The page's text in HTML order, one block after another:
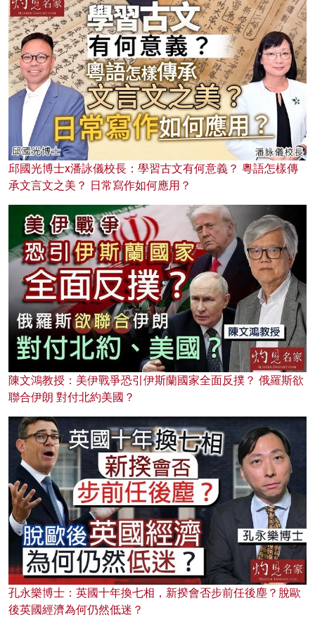
邱國光博士x潘詠儀校長：學習古文有何意義？ 粵語怎樣傳
承文言文之美？ 日常寫作如何應用？
陳文鴻教授：美伊戰爭恐引伊斯蘭國家全面反撲？ 俄羅斯欲
聯合伊朗 對付北約美國？
孔永樂博士：英國十年換七相，新揆會否步前任後塵？脫歐
後英國經濟為何仍然低迷？